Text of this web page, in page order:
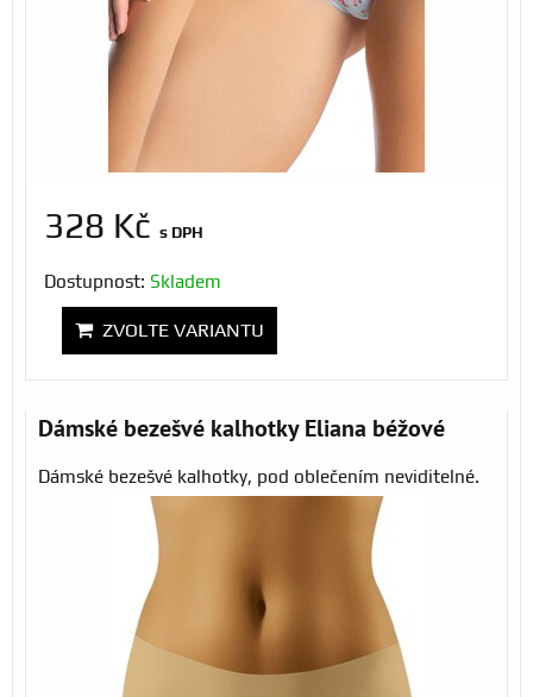
328 Kč s DPH
Dostupnost: Skladem
ZVOLTE VARIANTU
Dámské bezešvé kalhotky Eliana béžové
Dámské bezešvé kalhotky, pod oblečením neviditelné.